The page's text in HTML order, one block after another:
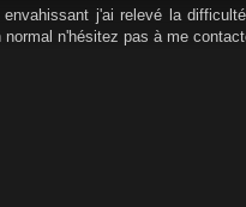
j'ai relevé la
n'hésitez pas à me